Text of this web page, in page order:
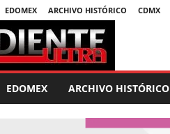
EDOMEX ARCHIVO HISTÓRICO CDMX
EDOMEX ARCHIVO HISTÓRICO